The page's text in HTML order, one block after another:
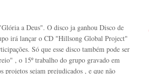
a Deus". O disco ja ganhou Disco de
irá lançar o CD "Hillsong Global Project"
Só que esse disco também pode ser
, o 15º trabalho do grupo gravado em
projetos sejam prejudicados , e que não